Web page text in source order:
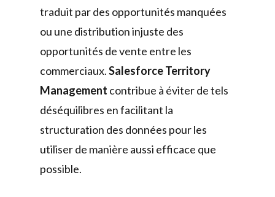
traduit par des opportunités manquées
ou une distribution injuste des
opportunités de vente entre les
commerciaux.Salesforce Territory
Management contribue à éviter de tels
déséquilibres en facilitant la
structuration des données pour les
utiliser de manière aussi efficace que
possible.